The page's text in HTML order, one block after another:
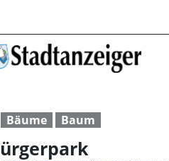
Zugversuch im
Bäume Baum